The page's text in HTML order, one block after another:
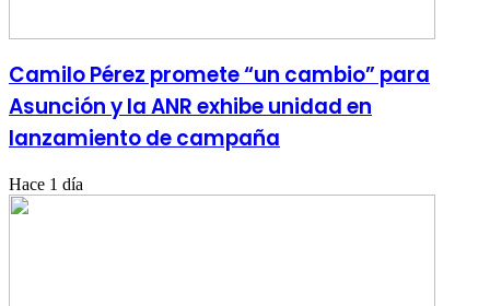
Camilo Pérez promete “un cambio” para
Asunción y la ANR exhibe unidad en
lanzamiento de campaña
Hace 1 día